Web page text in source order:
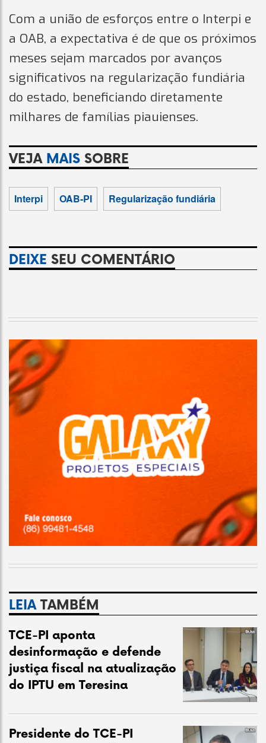
Com a união de esforços entre o Interpi e
a OAB, a expectativa é de que os próximos
meses sejam marcados por avanços
significativos na regularização fundiária
do estado, beneficiando diretamente
milhares de famílias piauienses.
VEJA MAIS SOBRE
Interpi OAB-PI Regularização fundiária
DEIXE SEU COMENTÁRIO
LEIATAMBÉM
TCE-PI aponta
desinformação e defende
justiça fiscal na atualização
do IPTU em Teresina
Presidente do TCE-PI